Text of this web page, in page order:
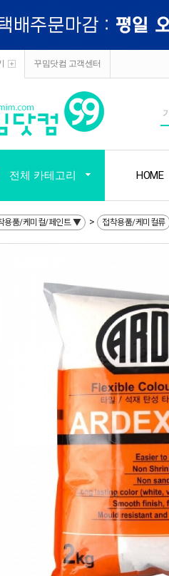
꾸밈닷컴 고객센터
전체 카테고리 HOME
용품/케미컬/페인트 ▼ > 접착용품/케미컬류